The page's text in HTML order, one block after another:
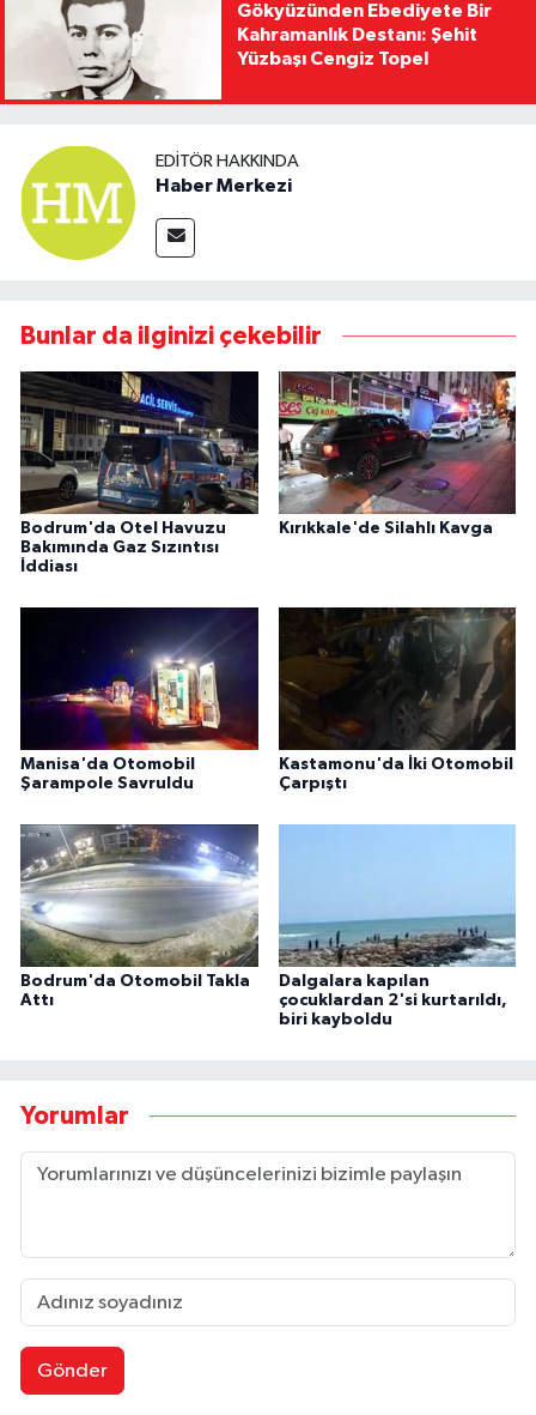
Gökyüzünden Ebediyete Bir
Kahramanlık Destanı: Şehit
Yüzbaşı Cengiz Topel
EDITÖR HAKKINDA
Haber Merkezi
Bunlar da ilginizi çekebilir
Bodrum'da Otel Havuzu
Bakımında Gaz Sızıntısı
İddiası
Kırıkkale'de Silahlı Kavga
Manisa'da Otomobil
Şarampole Savruldu
Kastamonu'da İki Otomobil
Çarpıştı
Bodrum'da Otomobil Takla
Attı
Dalgalara kapılan
çocuklardan 2'si kurtarıldı,
biri kayboldu
Yorumlar
Gönder